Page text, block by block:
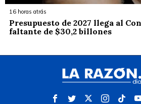
16 horas atrás
Presupuesto de 2027 llega al
faltante de $30,2 billones